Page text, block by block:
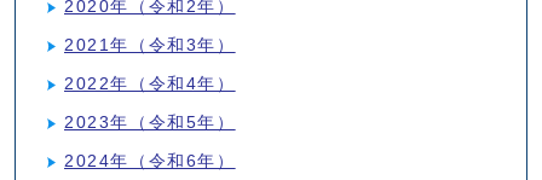
2020年（令和2年）
2021年（令和3年）
2022年（令和4年）
2023年（令和5年）
2024年（令和6年）